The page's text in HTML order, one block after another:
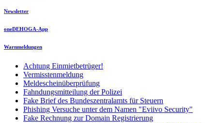
Newsletter
oneDEHOGA-App
Warnmeldungen
Achtung Einmietbetrüger!
Vermisstenmeldung
Meldescheinüberprüfung
Fahndungsmitteilung der Polizei
Fake Brief des Bundeszentralamts für Steuern
Phishing Versuche unter dem Namen "Eviivo Security"
Fake Rechnung zur Domain Registrierung